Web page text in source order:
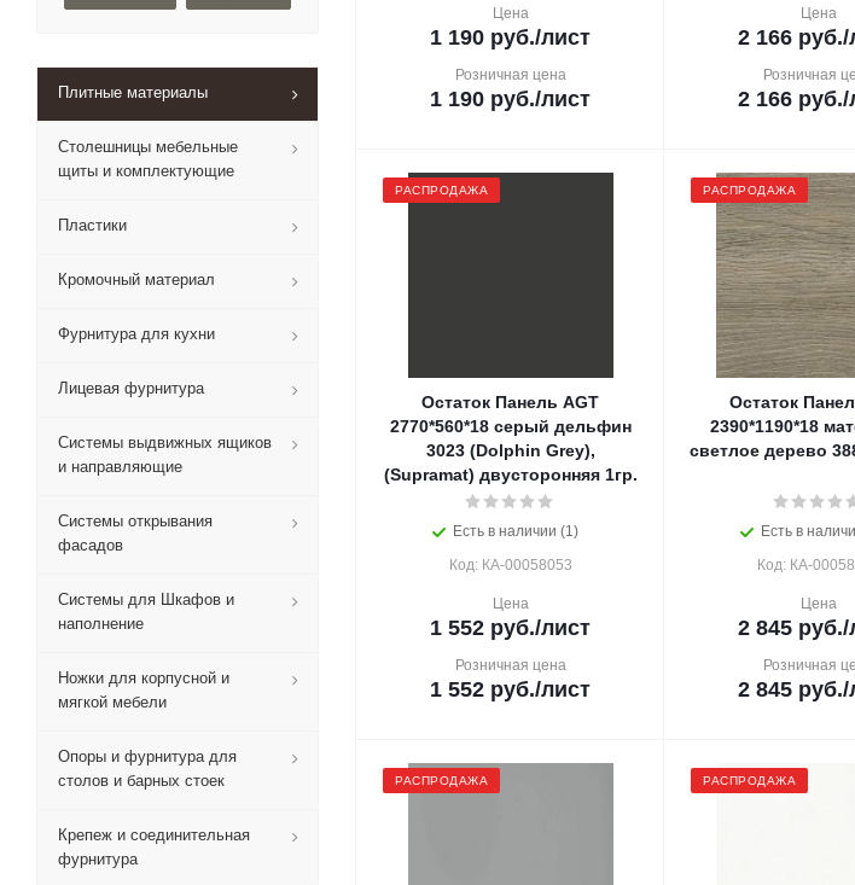
Цена
1 190 руб./лист
Розничная цена
1 190 руб./лист
Цена
2 166 руб./
Розничная
2 166 руб./
РАСПРОДАЖА
Остаток Панель AGT
2770*560*18 серый дельфин
3023 (Dolphin Grey),
(Supramat) двусторонняя 1гр.
Есть в наличии (1)
Код: КА-00058053
Цена
1 552 руб./лист
Розничная цена
1 552 руб./лист
РАСПРОДАЖА
Остаток
2390*1190*18
светлое дерево
Есть в
Код: КА-
Цена
2 845 руб./
Розничная
2 845 руб./
РАСПРОДАЖА РАСПРОДАЖА
Плитные материалы
Столешницы мебельные
щиты и комплектующие
Пластики
Кромочный материал
Фурнитура для кухни
Лицевая фурнитура
Системы выдвижных ящиков
и направляющие
Системы открывания
фасадов
Системы для Шкафов и
наполнение
Ножки для корпусной и
мягкой мебели
Опоры и фурнитура для
столов и барных стоек
Крепеж и соединительная
фурнитура